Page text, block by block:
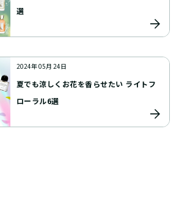
選
2024年 05月 24日
夏でも涼しくお花を香らせたい ライトフ
ローラル6選